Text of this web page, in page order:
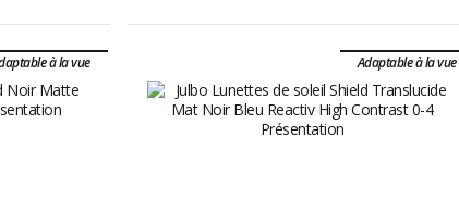
à la vue Adaptable à la vue